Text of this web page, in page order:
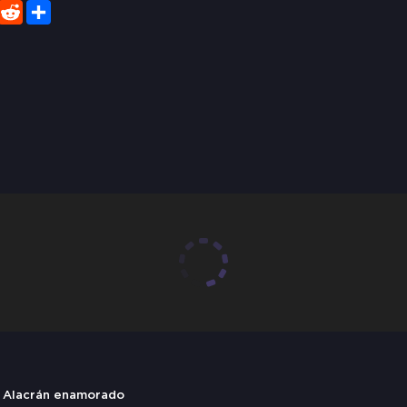
Reddit
enamorado